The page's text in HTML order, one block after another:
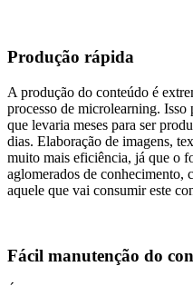
Produção rápida
A produção do conteúdo é
processo de microlearning.
que levaria meses para ser
dias. Elaboração de imagens,
muito mais eficiência, já que o
aglomerados de conhecimento,
aquele que vai consumir este
Fácil manutenção do